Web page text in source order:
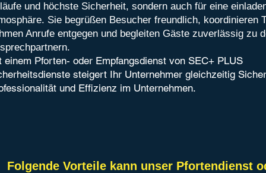
und höchste Sicherheit, sondern auch für eine
Sie begrüßen Besucher freundlich, koordinieren
Anrufe entgegen und begleiten Gäste zuverlässig zu
einem Pforten- oder Empfangsdienst von SEC+ PLUS
steigert Ihr Unternehmer gleichzeitig
und Effizienz im Unternehmen.
Folgende Vorteile kann unser Pfortendienst